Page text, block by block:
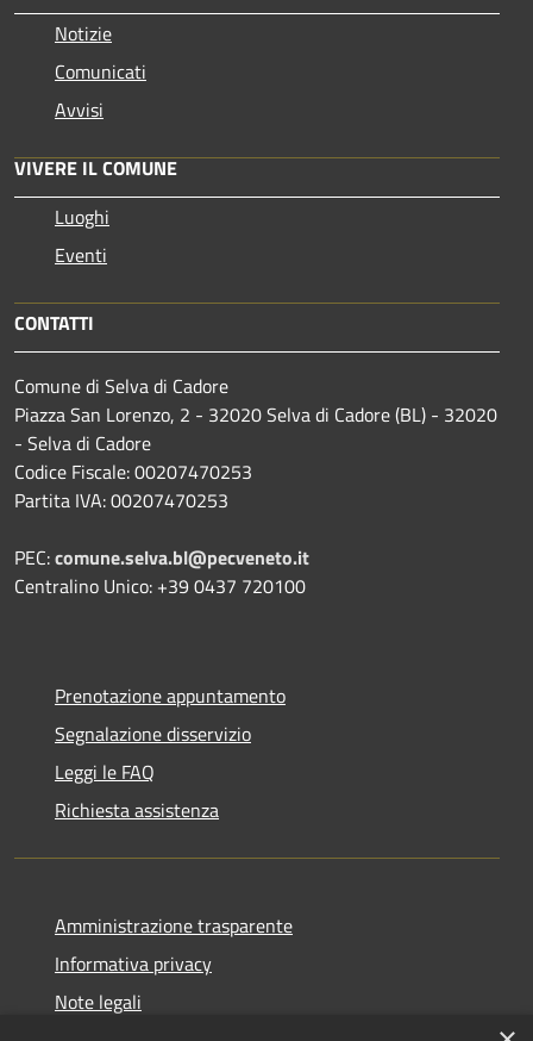
Notizie
Comunicati
Avvisi
VIVERE IL COMUNE
Luoghi
Eventi
CONTATTI
Comune di Selva di Cadore
Piazza San Lorenzo, 2 - 32020 Selva di Cadore (BL) - 32020
- Selva di Cadore
Codice Fiscale: 00207470253
Partita IVA: 00207470253
PEC:comune.selva.bl@pecveneto.it
Centralino Unico: +39 0437 720100
Prenotazione appuntamento
Segnalazione disservizio
Leggi le FAQ
Richiesta assistenza
Amministrazione trasparente
Informativa privacy
Note legali